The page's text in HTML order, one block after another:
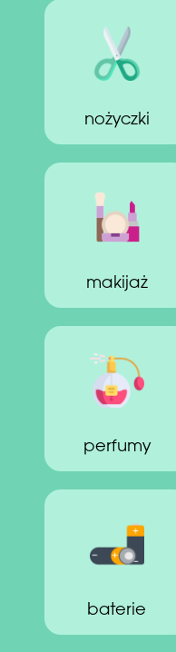
nożyczki
makijaż
perfumy
baterie